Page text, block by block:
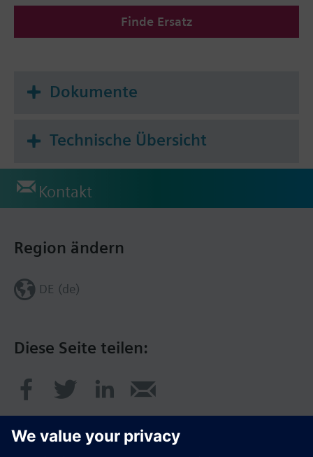
Finde Ersatz
Dokumente
Technische Übersicht
Kontakt
Diese Seite teilen:
Region ändern
DE (de)